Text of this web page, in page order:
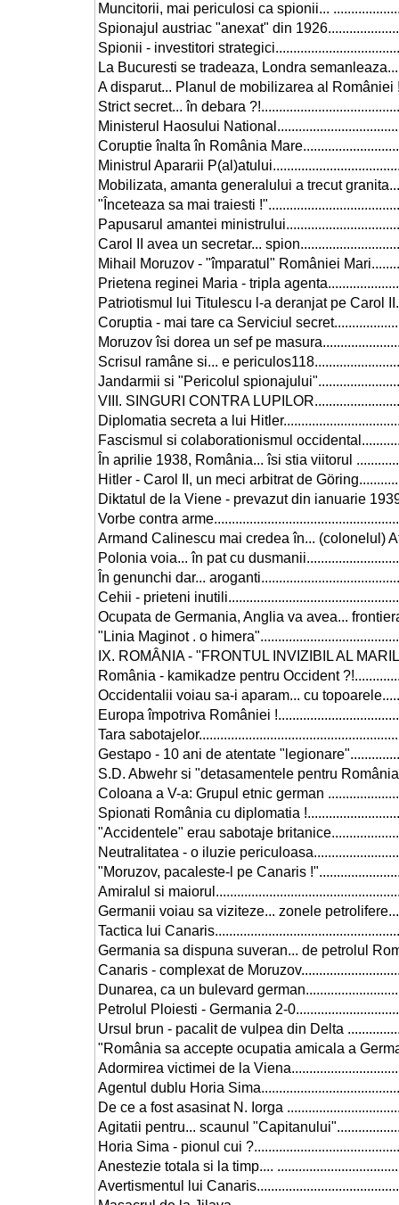
Muncitorii, mai periculosi ca spionii...
Spionajul austriac "anexat" din
Spionii - investitori
La Bucuresti se tradeaza, Londra
A disparut... Planul de mobilizarea al României
Strict secret... în debara
Ministerul Haosului
Coruptie înalta în România
Ministrul Apararii
Mobilizata, amanta generalului a trecut
"Înceteaza sa mai traiesti
Papusarul amantei
Carol II avea un secretar...
Mihail Moruzov - "împaratul" României
Prietena reginei Maria - tripla
Patriotismul lui Titulescu l-a deranjat pe Carol
Coruptia - mai tare ca Serviciul
Moruzov îsi dorea un sef pe
Scrisul ramâne si... e
Jandarmii si "Pericolul
VIII. SINGURI CONTRA
Diplomatia secreta a lui
Fascismul si colaborationismul
În aprilie 1938, România... îsi stia viitorul
Hitler - Carol II, un meci arbitrat de
Diktatul de la Viene - prevazut din ianuarie
Vorbe contra
Armand Calinescu mai credea în... (colonelul)
Polonia voia... în pat cu
În genunchi dar...
Cehii - prieteni
Ocupata de Germania, Anglia va avea...
"Linia Maginot . o
IX. ROMÂNIA - "FRONTUL INVIZIBIL AL
România - kamikadze pentru Occident
Occidentalii voiau sa-i aparam... cu
Europa împotriva României
Tara
Gestapo - 10 ani de atentate
S.D. Abwehr si "detasamentele pentru
Coloana a V-a: Grupul etnic german
Spionati România cu diplomatia
"Accidentele" erau sabotaje
Neutralitatea - o iluzie
"Moruzov, pacaleste-l pe Canaris
Amiralul si
Germanii voiau sa viziteze... zonele
Tactica lui
Germania sa dispuna suveran... de petrolul
Canaris - complexat de
Dunarea, ca un bulevard
Petrolul Ploiesti - Germania 2-
Ursul brun - pacalit de vulpea din Delta
"România sa accepte ocupatia amicala a
Adormirea victimei de la
Agentul dublu Horia
De ce a fost asasinat N. Iorga
Agitatii pentru... scaunul
Horia Sima - pionul cui
Anestezie totala si la timp....
Avertismentul lui